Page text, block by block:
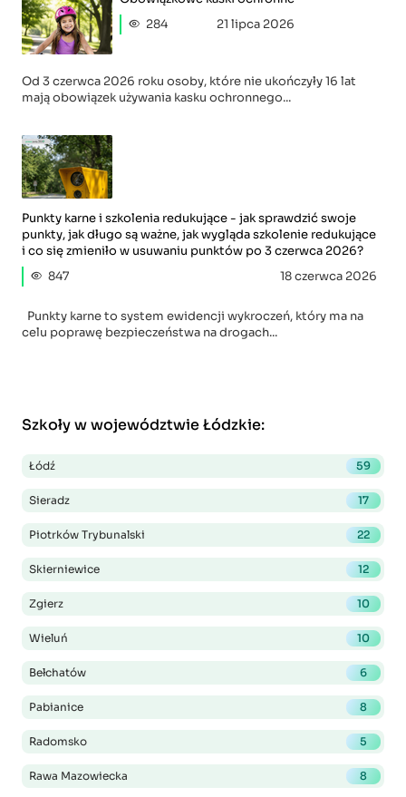
284
21 lipca 2026
Od 3 czerwca 2026 roku osoby, które nie ukończyły 16 lat
mają obowiązek używania kasku ochronnego...
Punkty karne i szkolenia redukujące - jak sprawdzić swoje
punkty, jak długo są ważne, jak wygląda szkolenie redukujące
i co się zmieniło w usuwaniu punktów po 3 czerwca 2026?
847
18 czerwca 2026
Punkty karne to system ewidencji wykroczeń, który ma na
celu poprawę bezpieczeństwa na drogach...
Szkoły w województwie Łódzkie:
Łódź 59
Sieradz 17
Piotrków Trybunalski 22
Skierniewice 12
Zgierz 10
Wieluń 10
Bełchatów 6
Pabianice 8
Radomsko 5
Rawa Mazowiecka 8